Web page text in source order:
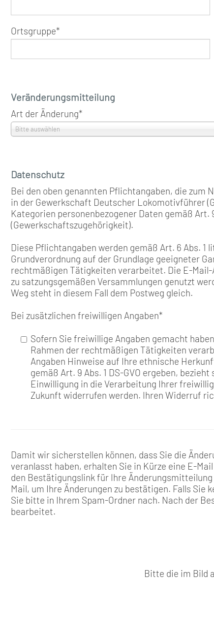
Ortsgruppe*
Veränderungsmitteilung
Art der Änderung*
Bitte auswählen
Datenschutz
Bei den oben genannten Pflichtangaben, die zum
in der Gewerkschaft Deutscher Lokomotivführer
Kategorien personenbezogener Daten gemäß Art.
(Gewerkschaftszugehörigkeit).
Diese Pflichtangaben werden gemäß Art. 6 Abs. 1
Grundverordnung auf der Grundlage geeigneter
rechtmäßigen Tätigkeiten verarbeitet. Die E-Mail-
zu satzungsgemäßen Versammlungen genutzt
Weg steht in diesem Fall dem Postweg gleich.
Bei zusätzlichen freiwilligen Angaben*
Sofern Sie freiwillige Angaben gemacht
Rahmen der rechtmäßigen Tätigkeiten
Angaben Hinweise auf Ihre ethnische
gemäß Art. 9 Abs. 1 DS-GVO ergeben,
Einwilligung in die Verarbeitung Ihrer
Zukunft widerrufen werden. Ihren Widerruf
Damit wir sicherstellen können, dass Sie die
veranlasst haben, erhalten Sie in Kürze eine E-
den Bestätigungslink für Ihre
Mail, um Ihre Änderungen zu bestätigen. Falls
Sie bitte in Ihrem Spam-Ordner nach. Nach der
bearbeitet.
Bitte die im Bild